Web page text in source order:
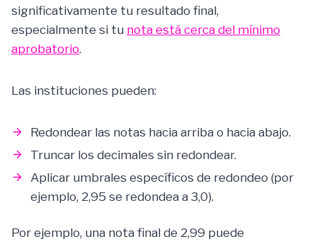
significativamente tu resultado final,
especialmente si tu nota está cerca del mínimo
aprobatorio.
Las instituciones pueden:
Redondear las notas hacia arriba o hacia abajo.
Truncar los decimales sin redondear.
Aplicar umbrales específicos de redondeo (por
ejemplo, 2,95 se redondea a 3,0).
Por ejemplo, una nota final de 2,99 puede